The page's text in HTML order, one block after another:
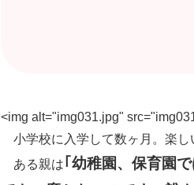
<img alt="img031.jpg"
小学校に入学して数ヶ月。楽し
ある親は｢幼稚園、保育園